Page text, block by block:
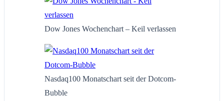
Dow Jones Wochenchart – Keil verlassen
Nasdaq100 Monatschart seit der Dotcom-
Bubble